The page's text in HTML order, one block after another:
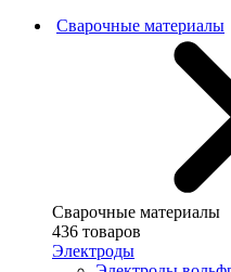
Сварочные материалы
Сварочные материалы
436 товаров
Электроды